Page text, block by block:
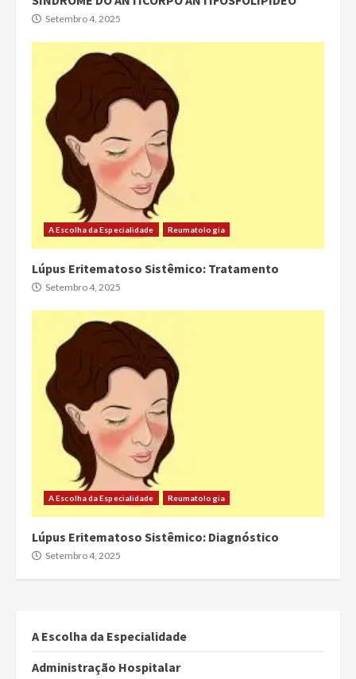
Setembro 4, 2025
A Escolha da Especialidade Reumatologia
Lúpus Eritematoso Sistêmico: Tratamento
Setembro 4, 2025
A Escolha da Especialidade Reumatologia
Lúpus Eritematoso Sistêmico: Diagnóstico
Setembro 4, 2025
A Escolha da Especialidade
Administração Hospitalar